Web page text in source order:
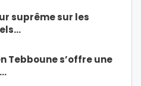
suprême sur les
Tebboune s’offre une